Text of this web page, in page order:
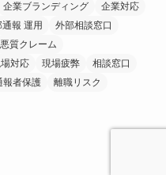
企業ブランディング
企業対応
通報 運用
外部相談窓口
悪質クレーム
対応 現場疲弊
相談窓口
報者保護
離職リスク